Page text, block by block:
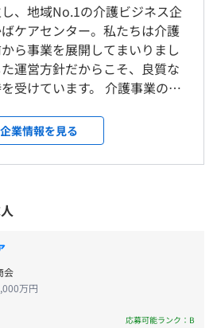
分の駅チカで通勤ラクラク◎
間は業務の都合により各々の自
15時間／月
、地域No.1の介護ビジネス企
ケアセンター。私たちは介護
ら事業を展開してまいりまし
運営方針だからこそ、良質な
ます。 介護事業の充
だと考えています。だからこ
ビスにこだわってきました。
域に根ざしたサービス展開と
16の事業所を展開。300名を超
ます。 どちらも地域
分散させ、近くの拠点に気軽
くることで、ご利用者さまや
もつながっています。年間の訪
20万件を超え、多くの人たち
ビス
企業情報を見る
会
万円
応募可能ランク：B